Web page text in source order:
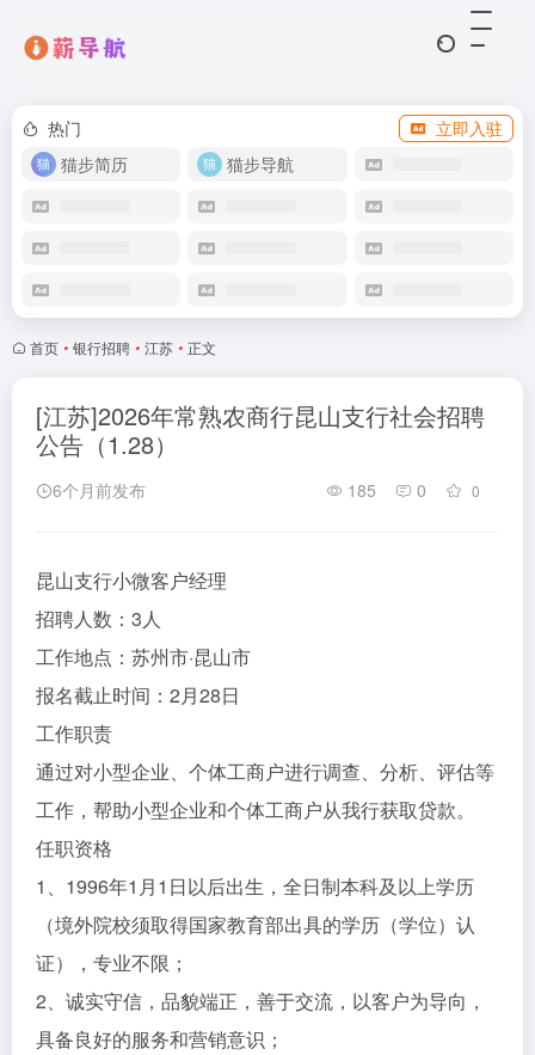
热门
立即入驻
猫步简历
猫步导航
首页 • 银行招聘 • 江苏 • 正文
[江苏]2026年常熟农商行昆山支行社会招聘
公告（1.28）
6个月前发布 185 0 0
昆山支行小微客户经理
招聘人数：3人
工作地点：苏州市·昆山市
报名截止时间：2月28日
工作职责
通过对小型企业、个体工商户进行调查、分析、评估等
工作，帮助小型企业和个体工商户从我行获取贷款。
任职资格
1、1996年1月1日以后出生，全日制本科及以上学历
（境外院校须取得国家教育部出具的学历（学位）认
证），专业不限；
2、诚实守信，品貌端正，善于交流，以客户为导向，
具备良好的服务和营销意识；